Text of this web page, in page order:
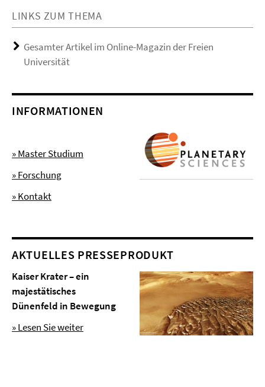
LINKS ZUM THEMA
Gesamter Artikel im Online-Magazin der Freien
Universität
INFORMATIONEN
» Master Studium
» Forschung
» Kontakt
AKTUELLES PRESSEPRODUKT
Kaiser Krater – ein
majestätisches
Dünenfeld in Bewegung
» Lesen Sie weiter